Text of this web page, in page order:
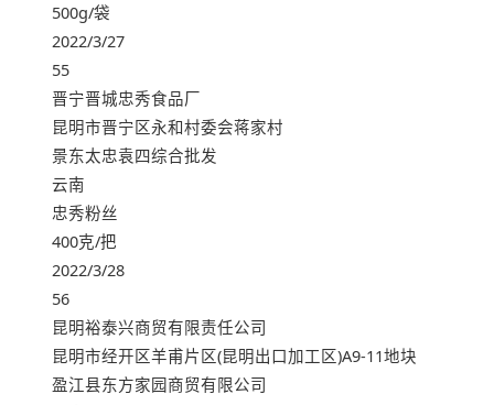
500g/袋
2022/3/27
55
晋宁晋城忠秀食品厂
昆明市晋宁区永和村委会蒋家村
景东太忠袁四综合批发
云南
忠秀粉丝
400克/把
2022/3/28
56
昆明裕泰兴商贸有限责任公司
昆明市经开区羊甫片区(昆明出口加工区)A9-11地块
盈江县东方家园商贸有限公司